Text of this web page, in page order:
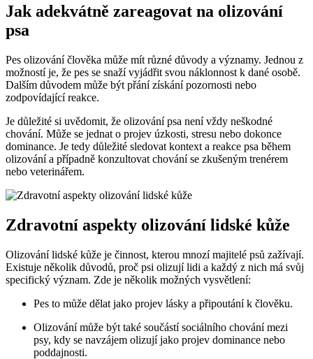
Jak adekvátně zareagovat na olizování
psa
Pes olizování člověka může mít různé důvody a významy. Jednou z
možností je, že pes se snaží vyjádřit svou náklonnost k dané osobě.
Dalším důvodem může být přání získání pozornosti nebo
zodpovídající reakce.
Je důležité si uvědomit, že olizování psa není vždy neškodné
chování. Může se jednat o projev úzkosti, stresu nebo dokonce
dominance. Je tedy důležité sledovat kontext a reakce psa během
olizování a případně konzultovat chování se zkušeným trenérem
nebo veterinářem.
Zdravotní aspekty olizování lidské kůže
Olizování lidské kůže je činnost, kterou mnozí majitelé psů zažívají.
Existuje několik důvodů, proč psi olizují lidi a každý z nich má svůj
specifický význam. Zde je několik možných vysvětlení:
Pes to může dělat jako projev lásky a připoutání k člověku.
Olizování může být také součástí sociálního chování mezi
psy, kdy se navzájem olizují jako projev dominance nebo
poddajnosti.